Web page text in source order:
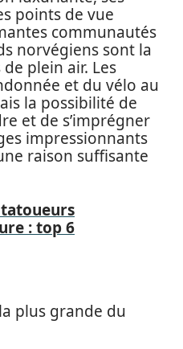
points de vue
communautés
norvégiens sont la
plein air. Les
et du vélo au
la possibilité de
et de s’imprégner
impressionnants
raison suffisante
tatoueurs
: top 6
plus grande du